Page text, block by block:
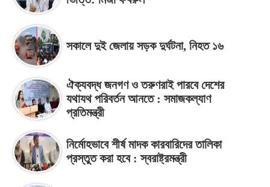
সকালে দুই জেলায় সড়ক দুর্ঘটনা, নিহত ১৬
ঐক্যবদ্ধ জনগণ ও তরুণরাই পারবে দেশের
যথাযথ পরিবর্তন আনতে : সমাজকল্যাণ
প্রতিমন্ত্রী
নির্মোহভাবে শীর্ষ মাদক কারবারিদের তালিকা
প্রস্তুত করা হবে : স্বরাষ্ট্রমন্ত্রী